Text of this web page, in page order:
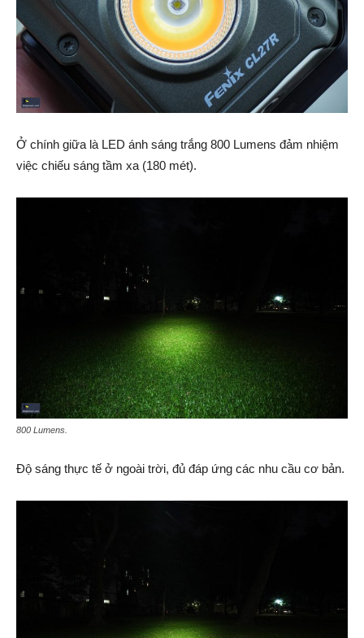
Ở chính giữa là LED ánh sáng trắng 800 Lumens đảm nhiệm
việc chiếu sáng tầm xa (180 mét).
800 Lumens.
Độ sáng thực tế ở ngoài trời, đủ đáp ứng các nhu cầu cơ bản.